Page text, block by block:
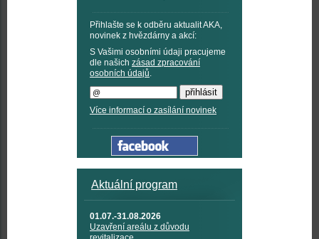
Přihlašte se k odběru aktualit AKA,
novinek z hvězdárny a akcí:
S Vašimi osobními údaji pracujeme
dle našich zásad zpracování
osobních údajů.
Více informací o zasílání novinek
Aktuální program
01.07.-31.08.2026
Uzavření areálu z důvodu